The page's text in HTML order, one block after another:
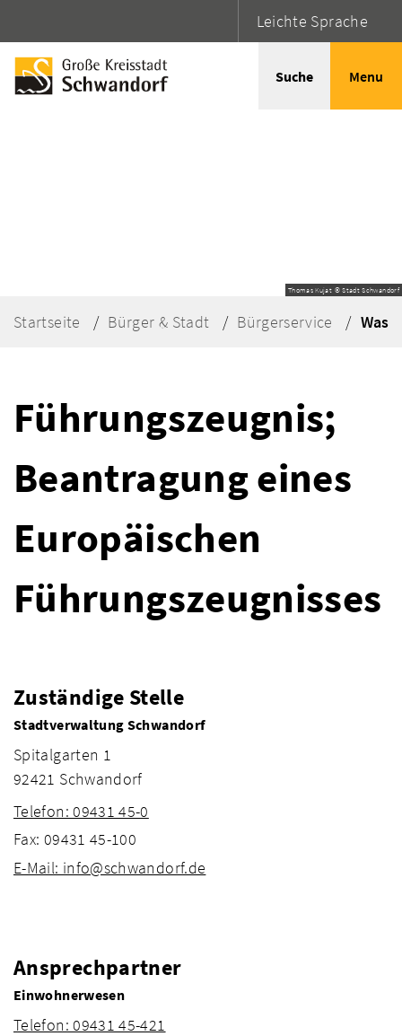
Leichte Sprache
Suche Menu
Thomas Kujat © Stadt Schwandorf
Startseite Bürger & Stadt Bürgerservice Was
Führungszeugnis;
Beantragung eines
Europäischen
Führungszeugnisses
Zuständige Stelle
Stadtverwaltung Schwandorf
Spitalgarten 1
92421 Schwandorf
Telefon: 09431 45-0
Fax: 09431 45-100
E-Mail: info@schwandorf.de
Ansprechpartner
Einwohnerwesen
Telefon: 09431 45-421